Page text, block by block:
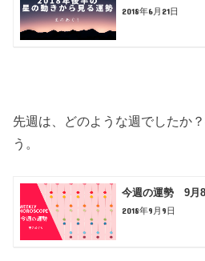
2018年6月21日
先週は、どのような週でしたか
う。
今週の運勢 9月
2018年9月9日